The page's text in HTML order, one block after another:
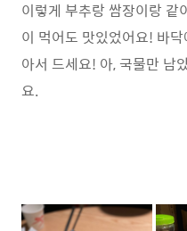
이렇게 부추랑 쌈장이랑 같
이 먹어도 맛있었어요! 바
아서 드세요! 아, 국물만 남
요.